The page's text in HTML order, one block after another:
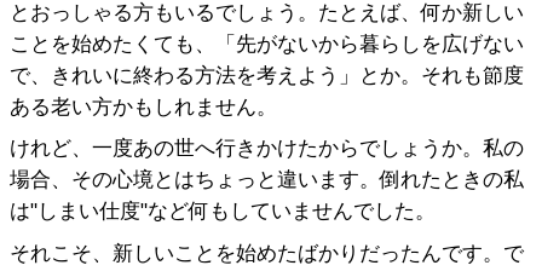
とおっしゃる方もいるでしょう。たとえば、何か新しい
ことを始めたくても、「先がないから暮らしを広げない
で、きれいに終わる方法を考えよう」とか。それも節度
ある老い方かもしれません。
けれど、一度あの世へ行きかけたからでしょうか。私の
場合、その心境とはちょっと違います。倒れたときの私
は"しまい仕度"など何もしていませんでした。
それこそ、新しいことを始めたばかりだったんです。で